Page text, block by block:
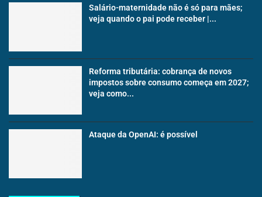
Salário-maternidade não é só para mães;
veja quando o pai pode receber |...
Reforma tributária: cobrança de novos
impostos sobre consumo começa em 2027;
veja como...
Ataque da OpenAI: é possível